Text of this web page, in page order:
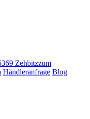
Zehbitzzum
Händleranfrage Blog